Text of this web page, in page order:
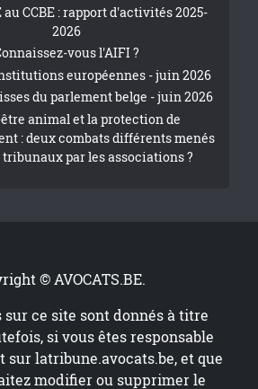
au CCBE : rapport d'activités 2025-
2026
vous l'AIFI ?
européennes - juin 2026
du parlement belge - juin 2026
animal et la protection de
: deux combats différents menés
par les associations ?
© AVOCATS.BE.
sur ce site sont donnés à titre
si vous êtes responsable
surlatribune.avocats.be, et que
modifier ou supprimer le